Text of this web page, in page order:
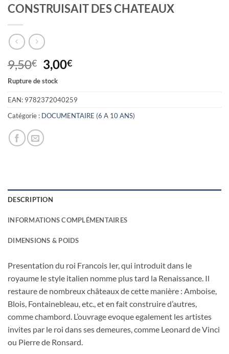
CONSTRUISAIT DES CHATEAUX
9,50€ Le
prix
initial
était :
9,50€.
3,00€Le
actuel
est :
3,00€.
Rupture de stock
EAN: 9782372040259
Catégorie : DOCUMENTAIRE (6 A 10 ANS)
DESCRIPTION
INFORMATIONS COMPLÉMENTAIRES
DIMENSIONS & POIDS
Presentation du roi Francois Ier, qui introduit dans le
royaume le style italien nomme plus tard la Renaissance. Il
restaure de nombreux châteaux de cette manière : Amboise,
Blois, Fontainebleau, etc., et en fait construire d’autres,
comme chambord. L’ouvrage evoque egalement les artistes
invites par le roi dans ses demeures, comme Leonard de Vinci
ou Pierre de Ronsard.